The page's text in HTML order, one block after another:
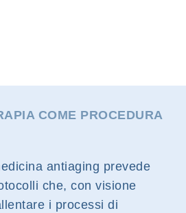
COME PROCEDURA
antiaging prevede
che, con visione
i processi di